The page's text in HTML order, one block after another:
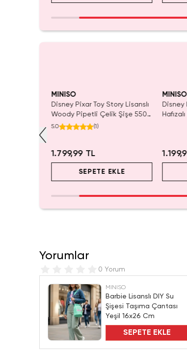
MINISO
Disney Pixar Toy Story Lisanslı
Woody Pipetli Çelik Şişe 550
mL – Saplı Tasarım
5.0 (1)
1.799,99 TL
SEPETE EKLE
MINISO
Disney
Yorumlar
0 Yorum
MINISO
Barbie Lisanslı DIY Su
Şişesi Taşıma Çantası
Yeşil 16x26 Cm
SEPETE EKLE